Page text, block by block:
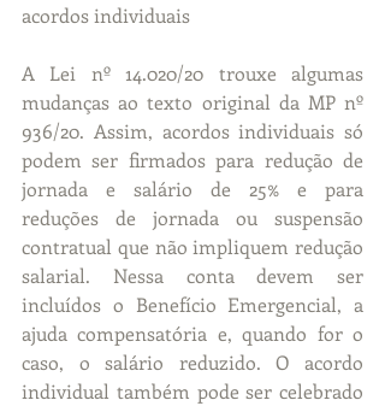
acordos individuais
A Lei nº 14.020/20 trouxe algumas
mudanças ao texto original da MP nº
936/20. Assim, acordos individuais só
podem ser firmados para redução de
jornada e salário de 25% e para
reduções de jornada ou suspensão
contratual que não impliquem redução
salarial. Nessa conta devem ser
incluídos o Benefício Emergencial, a
ajuda compensatória e, quando for o
caso, o salário reduzido. O acordo
individual também pode ser celebrado